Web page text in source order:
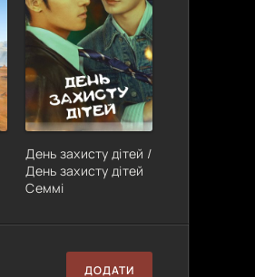
День захисту дітей /
День захисту дітей
Семмі
ДОДАТИ